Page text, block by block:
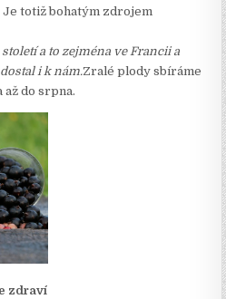
totiž bohatým zdrojem
století a to zejména ve Francii a
i k nám.Zralé plody sbíráme
do srpna.
zdraví